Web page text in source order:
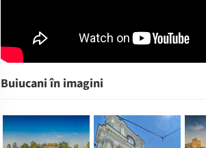
Buiucani în imagini